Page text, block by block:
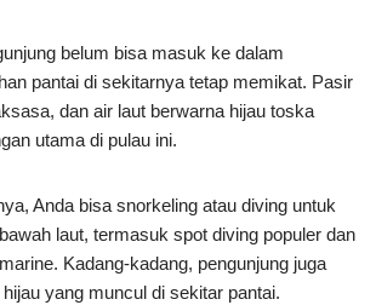
belum bisa masuk ke dalam
pantai di sekitarnya tetap memikat. Pasir
dan air laut berwarna hijau toska
utama di pulau ini.
Anda bisa snorkeling atau diving untuk
laut, termasuk spot diving populer dan
Kadang-kadang, pengunjung juga
yang muncul di sekitar pantai.